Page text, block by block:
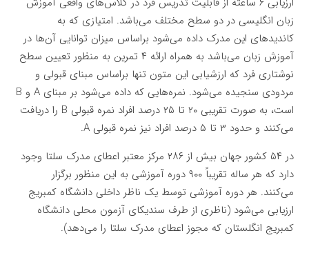
زبان انگلیسی در دو سطح مختلف می‌باشد. امتیازی که به
کاندیدهای این مدرک داده می‌شود براساس میزان توانایی آن‌ها در
آموزش زبان می‌باشد به همراه ارائه ۴ تمرین به منظور تعیین سطح
نوشتاری فرد که ارزشیابی این متون تنها براساس مبنای قبولی و
مردودی سنجیده می‌شود. نمره‌هایی که داده می‌شود بر مبنای A و B
است، به صورت تقریبی ۲۰ تا ۲۵ درصد افراد نمره قبولی B را دریافت
می‌کنند و حدود ۳ تا ۵ درصد افراد نیز نمره قبولی A.
در ۵۴ کشور جهان بیش از ۲۸۶ مرکز معتبر اعطای مدرک سلتا وجود
دارد که هر ساله تقریباً ۹۰۰ دوره آموزشی به این منظور برگزار
می‌کنند. هر دوره آموزشی توسط یک ناظر داخلی دانشگاه کمبریج
ارزیابی می‌شود (ناظری از طرف سندیکای آزمون محلی دانشگاه
کمبریج انگلستان که مجوز اعطای مدرک سلتا را می‌دهد).